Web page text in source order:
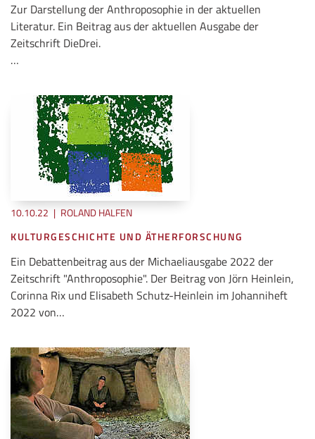
Zur Darstellung der Anthroposophie in der aktuellen
Literatur. Ein Beitrag aus der aktuellen Ausgabe der
Zeitschrift DieDrei.
…
10.10.22 | ROLAND HALFEN
KULTURGESCHICHTE UND ÄTHERFORSCHUNG
Ein Debattenbeitrag aus der Michaeliausgabe 2022 der
Zeitschrift "Anthroposophie". Der Beitrag von Jörn Heinlein,
Corinna Rix und Elisabeth Schutz-Heinlein im Johanniheft
2022 von…